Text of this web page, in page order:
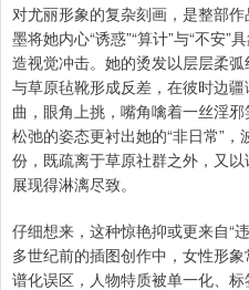
对尤丽形象的复杂刻画，是整部
墨将她内心“诱惑”“算计”与“不安
造视觉冲击。她的烫发以层层柔
与草原毡靴形成反差，在彼时边
曲，眼角上挑，嘴角噙着一丝淫
松弛的姿态更衬出她的“非日常”
份，既疏离于草原社群之外，又
展现得淋漓尽致。
仔细想来，这种惊艳抑或更来自“
多世纪前的插图创作中，女性形象
谱化误区，人物特质被单一化、